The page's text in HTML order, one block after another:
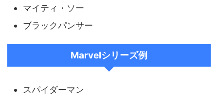
マイティ・ソー
ブラックパンサー
Marvelシリーズ例
スパイダーマン